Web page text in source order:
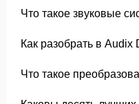
Что такое звуковые
Как разобрать в Audix
Что такое